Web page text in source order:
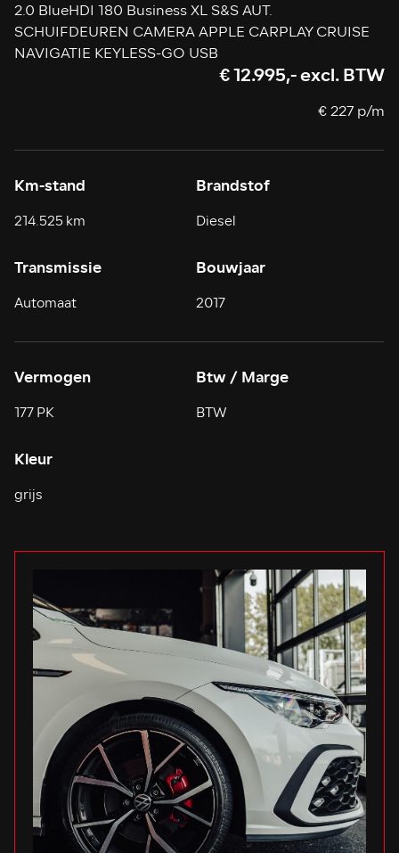
2.0 BlueHDI 180 Business XL S&S AUT.
SCHUIFDEUREN CAMERA APPLE CARPLAY CRUISE
NAVIGATIE KEYLESS-GO USB
€ 12.995,- excl. BTW
€ 227 p/m
Km-stand
214.525 km
Brandstof
Diesel
Transmissie
Automaat
Bouwjaar
2017
Vermogen
177 PK
Btw / Marge
BTW
Kleur
grijs